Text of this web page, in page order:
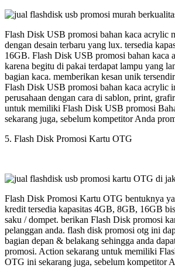
Flash Disk USB promosi bahan kaca acrylic
dengan desain terbaru yang lux. tersedia
16GB. Flash Disk USB promosi bahan kaca
karena begitu di pakai terdapat lampu yang
bagian kaca. memberikan kesan unik
Flash Disk USB promosi bahan kaca acrylic
perusahaan dengan cara di sablon, print,
untuk memiliki Flash Disk USB promosi
sekarang juga, sebelum kompetitor Anda
5. Flash Disk Promosi Kartu OTG
Flash Disk Promosi Kartu OTG bentuknya
kredit tersedia kapasitas 4GB, 8GB, 16GB
saku / dompet. berikan Flash Disk promosi
pelanggan anda. flash disk promosi otg ini
bagian depan & belakang sehingga anda
promosi. Action sekarang untuk memiliki
OTG ini sekarang juga, sebelum kompetitor